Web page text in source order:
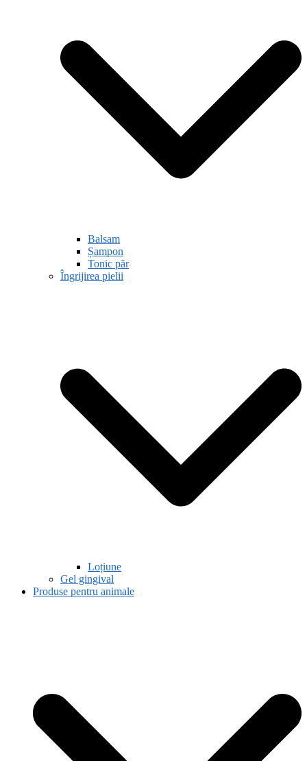
Balsam
Șampon
Tonic păr
Îngrijirea pielii
Loțiune
Gel gingival
Produse pentru animale